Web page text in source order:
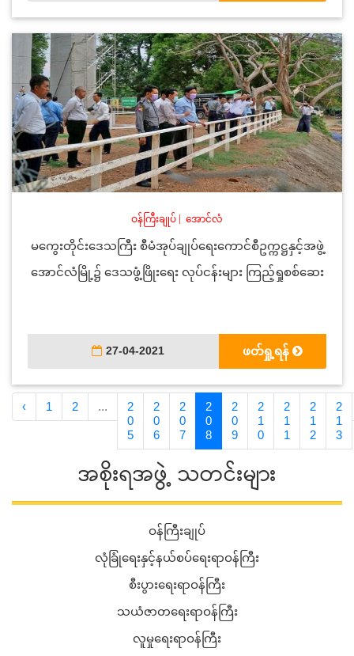
ဝန်ကြီးချုပ် အောင်လံ
မကွေးတိုင်းဒေသကြီး စီမံအုပ်ချုပ်ရေးကောင်စီဥက္ကဋ္ဌနှင့်အဖွဲ့
အောင်လံမြို့၌ ဒေသဖွံ့ဖြိုးရေး လုပ်ငန်းများ ကြည့်ရှုစစ်ဆေး
27-04-2021 ဖတ်ရှု့ရန်
‹ 1 2 ...
2
0
5
2
0
6
2
0
7
2
0
8
2
0
9
2
1
0
2
1
1
2
1
2
2
1
3
အစိုးရအဖွဲ့ သတင်းများ
ဝန်ကြီးချုပ်
လုံခြုံရေးနှင့်နယ်စပ်ရေးရာဝန်ကြီး
စီးပွားရေးရာဝန်ကြီး
သယံဇာတရေးရာဝန်ကြီး
လူမှုရေးရာဝန်ကြီး